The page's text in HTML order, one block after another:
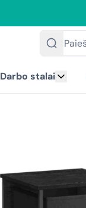
Paieška
Darbo stalai